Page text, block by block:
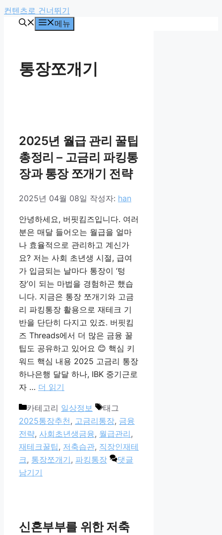
컨텐츠로 건너뛰기
메뉴
통장쪼개기
2025년 월급 관리 꿀팁
총정리 – 고금리 파킹통
장과 통장 쪼개기 전략
2025년 04월 08일 작성자: han
안녕하세요, 버핏킴즈입니다. 여러
분은 매달 들어오는 월급을 얼마
나 효율적으로 관리하고 계신가
요? 저는 사회 초년생 시절, 급여
가 입금되는 날마다 통장이 ‘텅
장’이 되는 마법을 경험하곤 했습
니다. 지금은 통장 쪼개기와 고금
리 파킹통장 활용으로 재테크 기
반을 단단히 다지고 있죠. 버핏킴
즈 Threads에서 더 많은 금융 꿀
팁도 공유하고 있어요 😊 핵심 키
워드 핵심 내용 2025 고금리 통장
하나은행 달달 하나, IBK 중기근로
자 … 더 읽기
카테고리 일상정보
태그
2025통장추천, 고금리통장, 금융
전략, 사회초년생금융, 월급관리,
재테크꿀팁, 저축습관, 직장인재테
크, 통장쪼개기, 파킹통장
댓글
남기기
신혼부부를 위한 저축